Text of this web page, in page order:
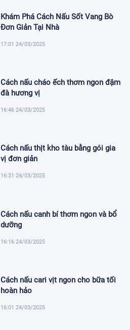
Khám Phá Cách Nấu Sốt Vang Bò
Đơn Giản Tại Nhà
17:01 24/03/2025
Cách nấu cháo ếch thơm ngon đậm
đà hương vị
16:46 24/03/2025
Cách nấu thịt kho tàu bằng gói gia
vị đơn giản
16:31 24/03/2025
Cách nấu canh bí thơm ngon và bổ
dưỡng
16:16 24/03/2025
Cách nấu cari vịt ngon cho bữa tối
hoàn hảo
16:01 24/03/2025